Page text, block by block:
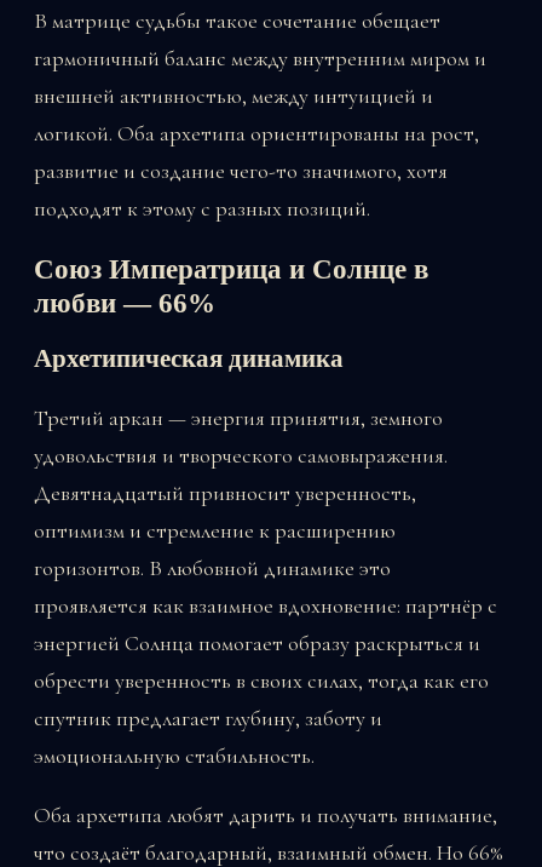
В матрице судьбы такое сочетание обещает
гармоничный баланс между внутренним миром и
внешней активностью, между интуицией и
логикой. Оба архетипа ориентированы на рост,
развитие и создание чего-то значимого, хотя
подходят к этому с разных позиций.
Союз Императрица и Солнце в
любви — 66%
Архетипическая динамика
Третий аркан — энергия принятия, земного
удовольствия и творческого самовыражения.
Девятнадцатый привносит уверенность,
оптимизм и стремление к расширению
горизонтов. В любовной динамике это
проявляется как взаимное вдохновение: партнёр с
энергией Солнца помогает образу раскрыться и
обрести уверенность в своих силах, тогда как его
спутник предлагает глубину, заботу и
эмоциональную стабильность.
Оба архетипа любят дарить и получать внимание,
что создаёт благодарный, взаимный обмен. Но 66%